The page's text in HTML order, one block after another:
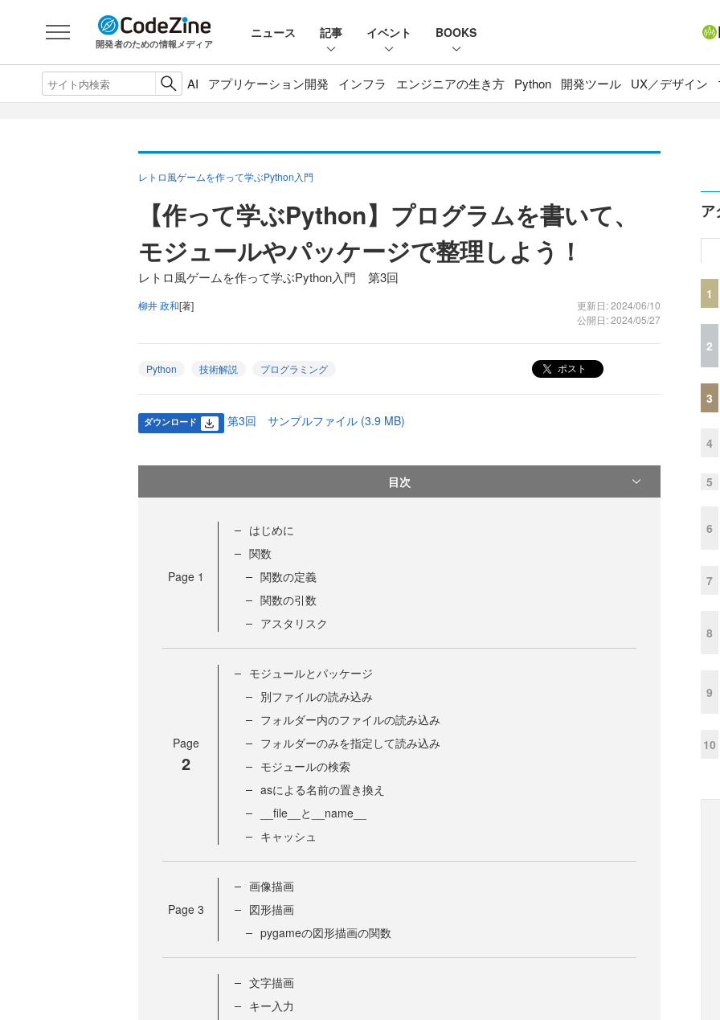
開発者のための情報メディア
ニュース 記事 イベント BOOKS
AI アプリケーション開発 インフラ エンジニアの生き方 Python 開発ツール UX／デザイン
レトロ風ゲームを作って学ぶPython入門
【作って学ぶPython】プログラムを書いて、
モジュールやパッケージで整理しよう！
レトロ風ゲームを作って学ぶPython入門 第3回
柳井 政和[著]
更新日: 2024/06/10
公開日: 2024/05/27
Python 技術解説 プログラミング ポスト
ダウンロード 第3回 サンプルファイル (3.9 MB)
目次
Page 1
はじめに
関数
関数の定義
関数の引数
アスタリスク
Page
2
モジュールとパッケージ
別ファイルの読み込み
フォルダー内のファイルの読み込み
フォルダーのみを指定して読み込み
モジュールの検索
asによる名前の置き換え
__file__と__name__
キャッシュ
Page 3
画像描画
図形描画
pygameの図形描画の関数
文字描画
キー入力
ア
1
2
3
4
5
6
7
8
9
10